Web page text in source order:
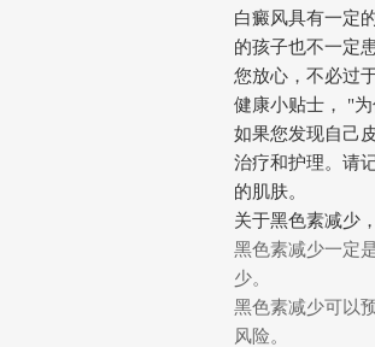
白癜风具有一定
的孩子也不一定
您放心，不必过
健康小贴士， "
如果您发现自己
治疗和护理。请
的肌肤。
关于黑色素减少
黑色素减少一定
少。
黑色素减少可以
风险。